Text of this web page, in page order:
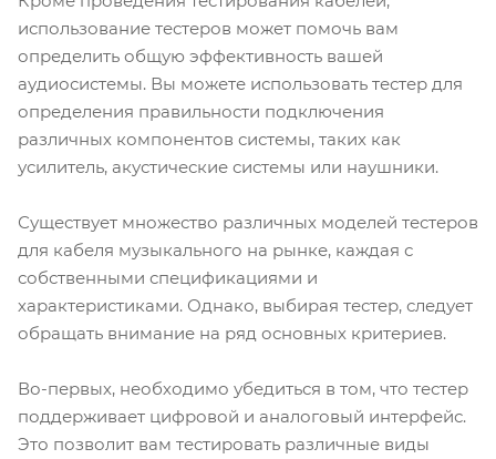
использование тестеров может помочь вам
определить общую эффективность вашей
аудиосистемы. Вы можете использовать тестер для
определения правильности подключения
различных компонентов системы, таких как
усилитель, акустические системы или наушники.
Существует множество различных моделей тестеров
для кабеля музыкального на рынке, каждая с
собственными спецификациями и
характеристиками. Однако, выбирая тестер, следует
обращать внимание на ряд основных критериев.
Во-первых, необходимо убедиться в том, что тестер
поддерживает цифровой и аналоговый интерфейс.
Это позволит вам тестировать различные виды